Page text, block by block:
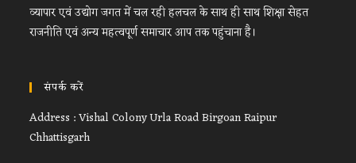
व्यापार एवं उद्योग जगत में चल रही हलचल के साथ ही साथ शिक्षा सेहत
राजनीति एवं अन्य महत्वपूर्ण समाचार आप तक पहुंचाना है।
संपर्क करें
Address : Vishal Colony Urla Road Birgoan Raipur
Chhattisgarh